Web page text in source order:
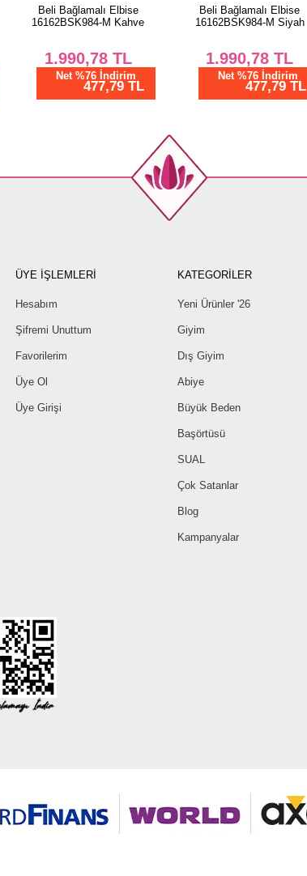
Beli Bağlamalı Elbise
16162BSK984-M Siyah
1.990,78TL
Net %76 İndirim
477,79 TL
Eteği Katlı Kuşaklı Elbise
4120PM271 Laci
2.018,76 TL
Net %76 İndirim
484,50 TL
ÜYE İŞLEMLERİ
Hesabım
Şifremi Unuttum
Favorilerim
Üye Ol
Üye Girişi
KATEGORİLER
Yeni Ürünler '26
Giyim
Dış Giyim
Abiye
Büyük Beden
Başörtüsü
SUAL
Çok Satanlar
Blog
Kampanyalar